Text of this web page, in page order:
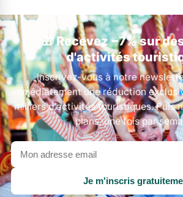
🎁 Recevez −7% sur
d'activités
Inscrivez-vous à notre
immédiatement une réduction
milliers d'activités touristiques. Puis
plans, une fois par
Votre
adresse
email
Je m'inscris